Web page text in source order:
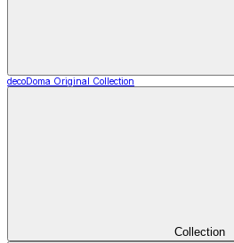
decoDoma Original Collection
Collection